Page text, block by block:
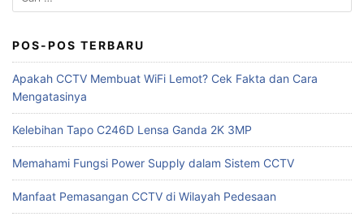
untuk:
POS-POS TERBARU
Apakah CCTV Membuat WiFi Lemot? Cek Fakta dan Cara
Mengatasinya
Kelebihan Tapo C246D Lensa Ganda 2K 3MP
Memahami Fungsi Power Supply dalam Sistem CCTV
Manfaat Pemasangan CCTV di Wilayah Pedesaan